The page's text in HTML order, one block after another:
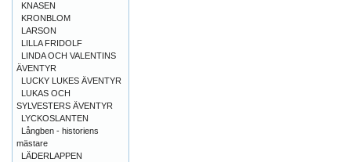
KNASEN
KRONBLOM
LARSON
LILLA FRIDOLF
LINDA OCH VALENTINS
ÄVENTYR
LUCKY LUKES ÄVENTYR
LUKAS OCH
SYLVESTERS ÄVENTYR
LYCKOSLANTEN
Långben - historiens
mästare
LÄDERLAPPEN